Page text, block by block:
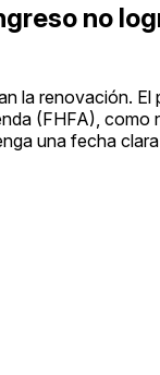
no
la renovación. El
(FHFA),
una fecha